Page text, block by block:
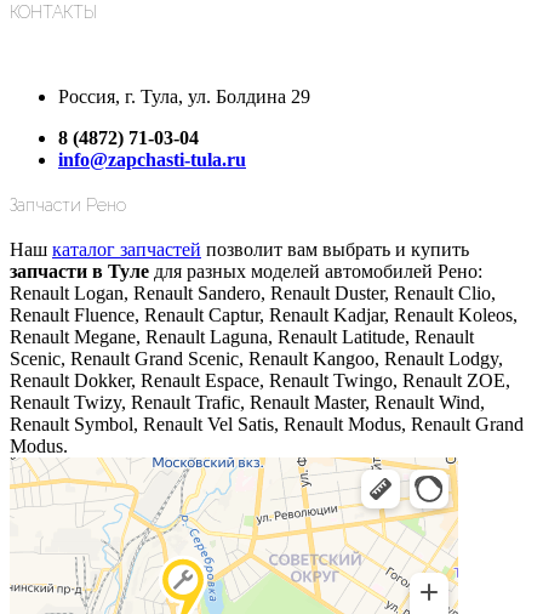
КОНТАКТЫ
Россия, г. Тула, ул. Болдина 29
8 (4872) 71-03-04
info@zapchasti-tula.ru
Запчасти Рено
Наш каталог запчастей позволит вам выбрать и купить
запчасти в Туле для разных моделей автомобилей Рено:
Renault Logan, Renault Sandero, Renault Duster, Renault Clio,
Renault Fluence, Renault Captur, Renault Kadjar, Renault Koleos,
Renault Megane, Renault Laguna, Renault Latitude, Renault
Scenic, Renault Grand Scenic, Renault Kangoo, Renault Lodgy,
Renault Dokker, Renault Espace, Renault Twingo, Renault ZOE,
Renault Twizy, Renault Trafic, Renault Master, Renault Wind,
Renault Symbol, Renault Vel Satis, Renault Modus, Renault Grand
Modus.